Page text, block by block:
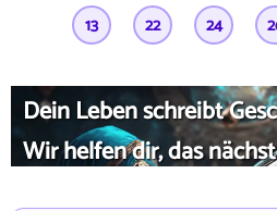
13 22 24
Dein Leben schreibt
Wir helfen dir, das